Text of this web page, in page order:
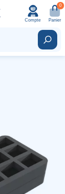
Compte
0
Panier